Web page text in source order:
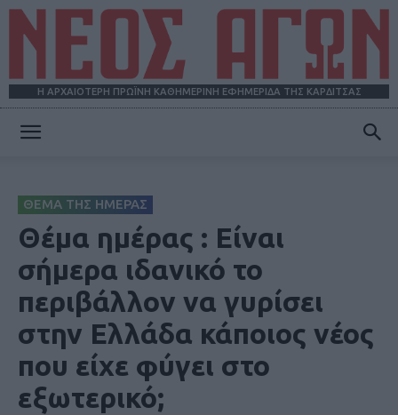
Η ΑΡΧΑΙΟΤΕΡΗ ΠΡΩΪΝΗ ΚΑΘΗΜΕΡΙΝΗ ΕΦΗΜΕΡΙΔΑ ΤΗΣ ΚΑΡΔΙΤΣΑΣ
ΘΕΜΑ ΤΗΣ ΗΜΕΡΑΣ
Θέμα ημέρας : Είναι
σήμερα ιδανικό το
περιβάλλον να γυρίσει
στην Ελλάδα κάποιος νέος
που είχε φύγει στο
εξωτερικό;